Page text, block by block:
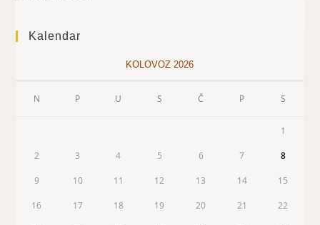
Kalendar
KOLOVOZ 2026
N P U S Č P S
1
2 3 4 5 6 7 8
9 10 11 12 13 14 15
16 17 18 19 20 21 22